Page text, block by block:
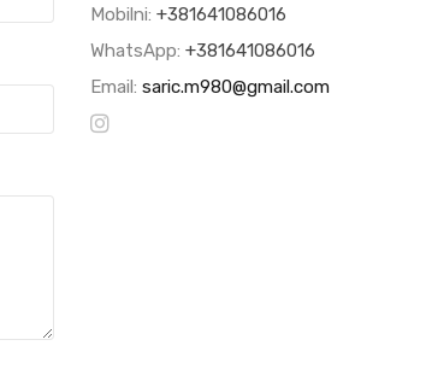
Mobilni: +381641086016
WhatsApp: +381641086016
Email: saric.m980@gmail.com